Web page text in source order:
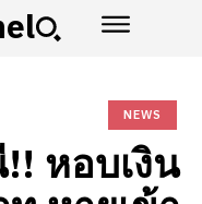
NEWS
หอบเงิน